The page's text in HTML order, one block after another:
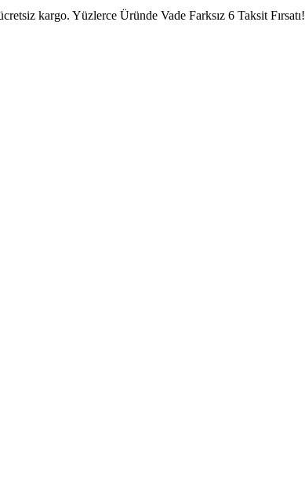
kargo. Yüzlerce Üründe Vade Farksız 6 Taksit Fırsatı!